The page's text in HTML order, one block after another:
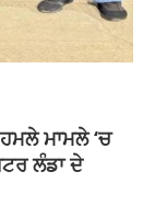
ਮਾਮਲੇ ‘ਚ
ਲੰਡਾ ਦੇ